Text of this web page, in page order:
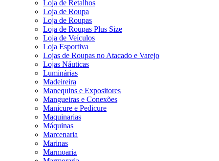
Loja de Retalhos
Loja de Roupa
Loja de Roupas
Loja de Roupas Plus Size
Loja de Veículos
Loja Esportiva
Lojas de Roupas no Atacado e Varejo
Lojas Náuticas
Luminárias
Madeireira
Manequins e Expositores
Mangueiras e Conexões
Manicure e Pedicure
Maquinarias
Máquinas
Marcenaria
Marinas
Marmoaria